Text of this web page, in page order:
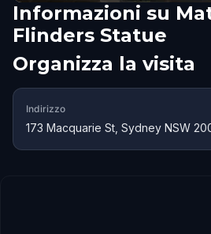
Informazioni su
Flinders Statue
Organizza la visita
Indirizzo
173 Macquarie St, Sydney NSW